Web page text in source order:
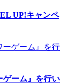
UP!キャンペ
ゲーム』を行い